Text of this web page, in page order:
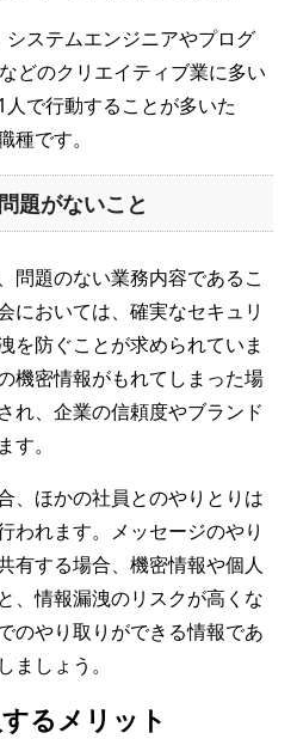
ステムエンジニアやプログ
どのクリエイティブ業に多い
で行動することが多いた
です。
題がないこと
問題のない業務内容であるこ
においては、確実なセキュリ
を防ぐことが求められていま
機密情報がもれてしまった場
れ、企業の信頼度やブランド
。
、ほかの社員とのやりとりは
われます。メッセージのやり
有する場合、機密情報や個人
、情報漏洩のリスクが高くな
のやり取りができる情報であ
ましょう。
るメリット